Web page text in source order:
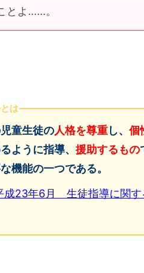
とよ……。
は
童生徒の人格を尊重 し、 個
ように指導、 援助するもの
機能の一つである。
23年6月 生徒指導に関す